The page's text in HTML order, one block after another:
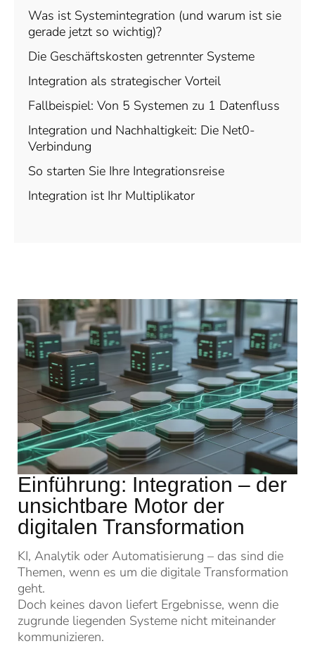
Was ist Systemintegration (und warum ist sie
gerade jetzt so wichtig)?
Die Geschäftskosten getrennter Systeme
Integration als strategischer Vorteil
Fallbeispiel: Von 5 Systemen zu 1 Datenfluss
Integration und Nachhaltigkeit: Die Net0-
Verbindung
So starten Sie Ihre Integrationsreise
Integration ist Ihr Multiplikator
Einführung: Integration – der
unsichtbare Motor der
digitalen Transformation
KI, Analytik oder Automatisierung – das sind die
Themen, wenn es um die digitale Transformation
geht.
Doch keines davon liefert Ergebnisse, wenn die
zugrunde liegenden Systeme nicht miteinander
kommunizieren.